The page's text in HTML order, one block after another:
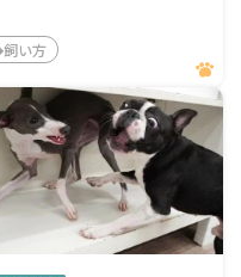
飼い方